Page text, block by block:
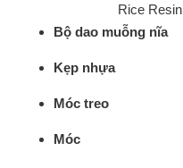
Rice
Bộ dao muỗng nĩa
Kẹp nhựa
Móc treo
Móc